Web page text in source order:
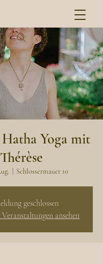
Yoga mit
Thérèse
Schlossermauer 10
geschlossen
Veranstaltungen ansehen